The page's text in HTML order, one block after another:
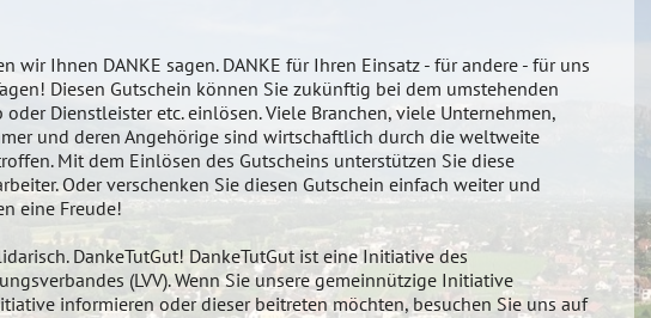
wir Ihnen DANKE sagen. DANKE für Ihren Einsatz - für andere - für uns
Diesen Gutschein können Sie zukünftig bei dem umstehenden
oder Dienstleister etc. einlösen. Viele Branchen, viele Unternehmen,
und deren Angehörige sind wirtschaftlich durch die weltweite
Mit dem Einlösen des Gutscheins unterstützen Sie diese
Oder verschenken Sie diesen Gutschein einfach weiter und
eine Freude!
DankeTutGut! DankeTutGut ist eine Initiative des
(LVV). Wenn Sie unsere gemeinnützige Initiative
informieren oder dieser beitreten möchten, besuchen Sie uns auf